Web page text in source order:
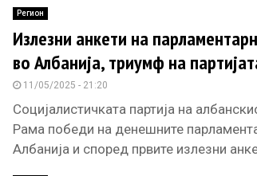
Регион
Излезни анкети на
во Албанија, триумф на
11/05/2025 - 21:20
Социјалистичката партија на
Рама победи на денешните
Албанија и според првите излезни